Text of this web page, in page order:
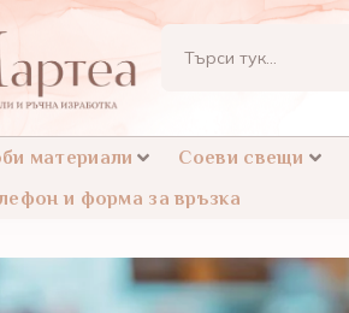
материали Соеви свещи
и форма за връзка